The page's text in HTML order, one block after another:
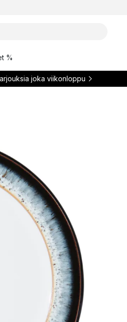
%
joka viikonloppu